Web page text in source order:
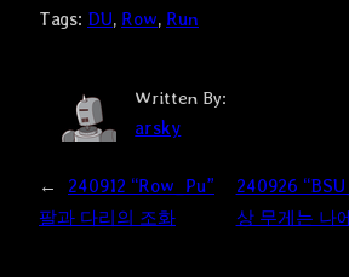
Tags: DU, Row, Run
Written By:
arsky
←
240912 “Row_Pu”
팔과 다리의 조화
240926
상 무게는 나